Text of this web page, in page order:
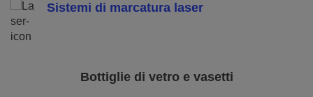
Sistemi di marcatura laser
Bottiglie di vetro e vasetti